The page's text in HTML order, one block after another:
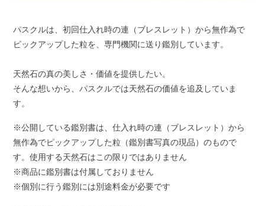
パスクルは、初回仕入れ時の連（ブレスレット）から無作為で
ピックアップした粒を、専門機関に送り鑑別しています。
天然石の真の美しさ・価値を提供したい。
そんな想いから、パスクルでは天然石の価値を追及していま
す。
※公開している鑑別書は、仕入れ時の連（ブレスレット）から
無作為でピックアップした粒（鑑別書写真の現品）のもので
す。使用する天然石はこの限りではありません
※商品に鑑別書は付属しておりません
※個別に行う鑑別には別途料金が必要です